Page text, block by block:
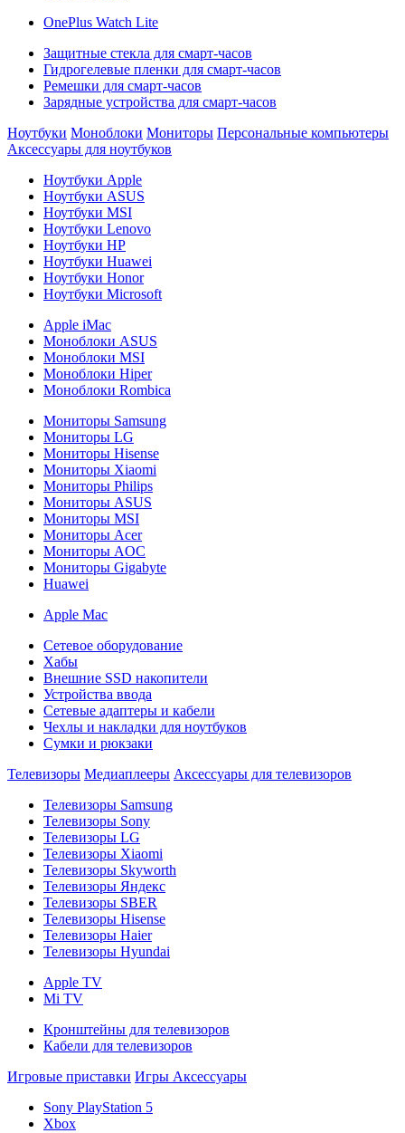
OnePlus Watch Lite
Защитные стекла для смарт-часов
Гидрогелевые пленки для смарт-часов
Ремешки для смарт-часов
Зарядные устройства для смарт-часов
Ноутбуки Моноблоки Мониторы Персональные компьютеры
Аксессуары для ноутбуков
Ноутбуки Apple
Ноутбуки ASUS
Ноутбуки MSI
Ноутбуки Lenovo
Ноутбуки HP
Ноутбуки Huawei
Ноутбуки Honor
Ноутбуки Microsoft
Apple iMac
Моноблоки ASUS
Моноблоки MSI
Моноблоки Hiper
Моноблоки Rombica
Мониторы Samsung
Мониторы LG
Мониторы Hisense
Мониторы Xiaomi
Мониторы Philips
Мониторы ASUS
Мониторы MSI
Мониторы Acer
Мониторы AOC
Мониторы Gigabyte
Huawei
Apple Mac
Сетевое оборудование
Хабы
Внешние SSD накопители
Устройства ввода
Сетевые адаптеры и кабели
Чехлы и накладки для ноутбуков
Сумки и рюкзаки
Телевизоры Медиаплееры Аксессуары для телевизоров
Телевизоры Samsung
Телевизоры Sony
Телевизоры LG
Телевизоры Xiaomi
Телевизоры Skyworth
Телевизоры Яндекс
Телевизоры SBER
Телевизоры Hisense
Телевизоры Haier
Телевизоры Hyundai
Apple TV
Mi TV
Кронштейны для телевизоров
Кабели для телевизоров
Игровые приставки Игры Аксессуары
Sony PlayStation 5
Xbox